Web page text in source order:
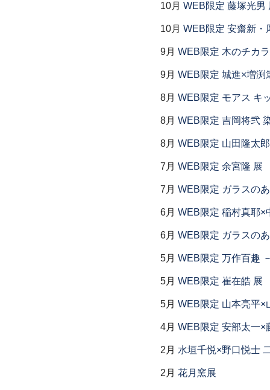
10月 WEB限定 藤塚光男
10月 WEB限定 安齋新・
9月 WEB限定 木のチカ
9月 WEB限定 城進×増渕
8月 WEB限定 モアス キ
8月 WEB限定 吉岡将弐
8月 WEB限定 山田隆太
7月 WEB限定 余宮隆 展
7月 WEB限定 ガラスの
6月 WEB限定 稲村真耶×
6月 WEB限定 ガラスの
5月 WEB限定 万作百趣
5月 WEB限定 崔在皓 展
5月 WEB限定 山本亮平×
4月 WEB限定 安部太一×
2月 水垣千悦×野口悦士
2月 花月窯展